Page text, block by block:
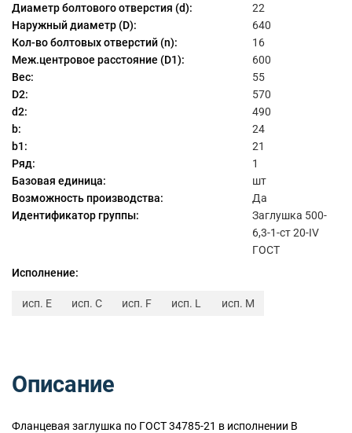
Диаметр болтового отверстия (d):
22
Наружный диаметр (D):
640
Кол-во болтовых отверстий (n):
16
Меж.центровое расстояние (D1):
600
Вес:
55
D2:
570
d2:
490
b:
24
b1:
21
Ряд:
1
Базовая единица:
шт
Возможность производства:
Да
Идентификатор группы:
Заглушка 500-
6,3-1-ст 20-IV
ГОСТ
Исполнение:
исп. E исп. C исп. F исп. L исп. M
Описание
Фланцевая заглушка по ГОСТ 34785-21 в исполнении B